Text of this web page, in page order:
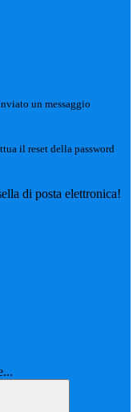
un messaggio
il reset della password
di posta elettronica!